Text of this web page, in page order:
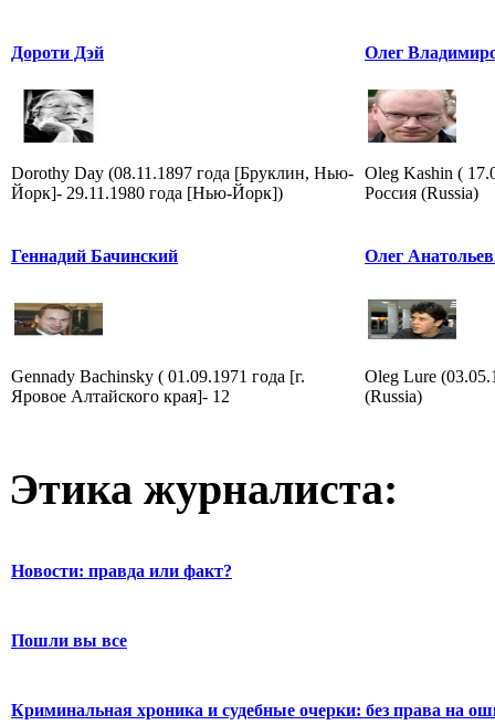
Дороти Дэй
Dorothy Day (08.11.1897 года [Бруклин, Нью-
Йорк]- 29.11.1980 года [Нью-Йорк])
Олег
Oleg Kashin (
Россия (Russia)
Геннадий Бачинский
Gennady Bachinsky ( 01.09.1971 года [г.
Яровое Алтайского края]- 12
Олег
Oleg Lure
(Russia)
Этика журналиста:
Новости: правда или факт?
Пошли вы все
Криминальная хроника и судебные очерки: без права на